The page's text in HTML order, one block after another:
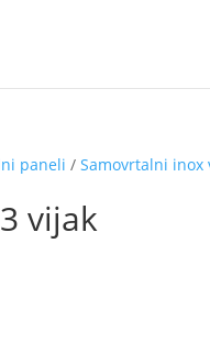
paneli /Samovrtalni inox
vijak